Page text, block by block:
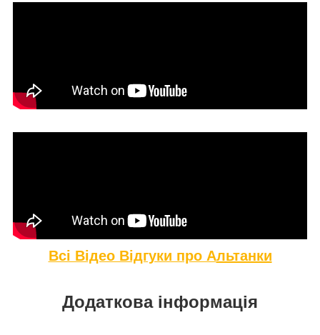
Всі Відео Відгуки про Альтанки
Додаткова інформація